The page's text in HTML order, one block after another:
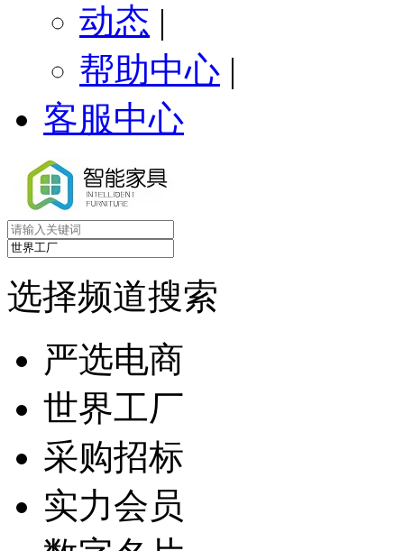
动态 |
帮助中心 |
客服中心
选择频道搜索
严选电商
世界工厂
采购招标
实力会员